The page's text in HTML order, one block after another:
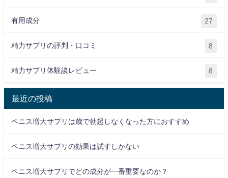
有用成分 27
精力サプリの評判・口コミ 8
精力サプリ体験談レビュー 8
最近の投稿
ペニス増大サプリは歳で勃起しなくなった方におすすめ
ペニス増大サプリの効果は試すしかない
ペニス増大サプリでどの成分が一番重要なのか？